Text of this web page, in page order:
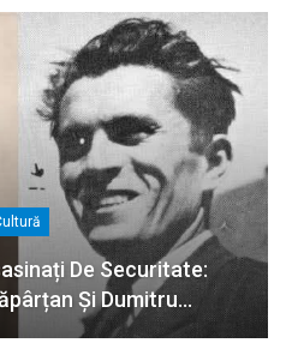
De Securitate:
Și Dumitru…